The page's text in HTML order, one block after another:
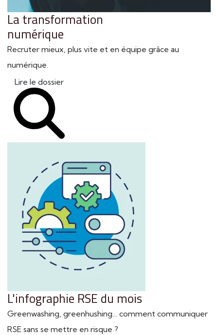
La transformation
numérique
Recruter mieux, plus vite et en équipe grâce au
numérique.
Lire le dossier
L'infographie RSE du mois
Greenwashing, greenhushing… comment communiquer
RSE sans se mettre en risque ?